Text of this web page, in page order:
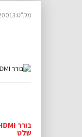
שלט
מק"ט:14420013